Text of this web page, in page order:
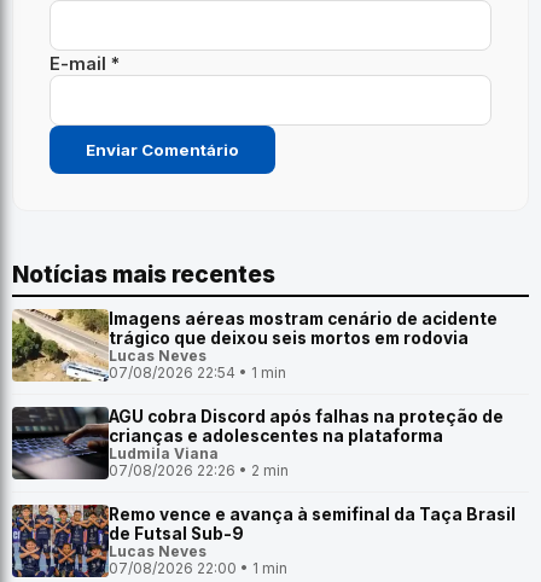
E-mail *
Notícias mais recentes
Imagens aéreas mostram cenário de acidente
trágico que deixou seis mortos em rodovia
Lucas Neves
07/08/2026 22:54 • 1 min
AGU cobra Discord após falhas na proteção de
crianças e adolescentes na plataforma
Ludmila Viana
07/08/2026 22:26 • 2 min
Remo vence e avança à semifinal da Taça Brasil
de Futsal Sub-9
Lucas Neves
07/08/2026 22:00 • 1 min